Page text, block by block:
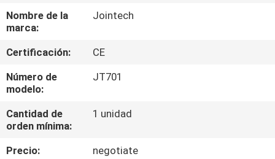
SOBRE
NOSOTROS
VIAJE
DE
LA
Nombre de la
marca:
Jointech
Certificación:
CE
Número de
modelo:
JT701
Cantidad de
orden mínima:
1 unidad
Precio:
negotiate